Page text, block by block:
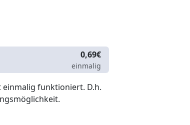
0,69€
einmalig
einmalig funktioniert. D.h.